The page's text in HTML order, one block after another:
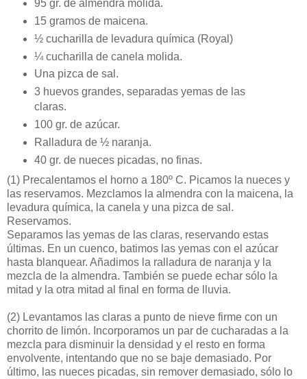
95 gr. de almendra molida.
15 gramos de maicena.
½ cucharilla de levadura química (Royal)
¼ cucharilla de canela molida.
Una pizca de sal.
3 huevos grandes, separadas yemas de las
claras.
100 gr. de azúcar.
Ralladura de ½ naranja.
40 gr. de nueces picadas, no finas.
(1) Precalentamos el horno a 180º C. Picamos la nueces y
las reservamos. Mezclamos la almendra con la maicena, la
levadura química, la canela y una pizca de sal.
Reservamos.
Separamos las yemas de las claras, reservando estas
últimas. En un cuenco, batimos las yemas con el azúcar
hasta blanquear. Añadimos la ralladura de naranja y la
mezcla de la almendra. También se puede echar sólo la
mitad y la otra mitad al final en forma de lluvia.
(2) Levantamos las claras a punto de nieve firme con un
chorrito de limón. Incorporamos un par de cucharadas a la
mezcla para disminuir la densidad y el resto en forma
envolvente, intentando que no se baje demasiado. Por
último, las nueces picadas, sin remover demasiado, sólo lo